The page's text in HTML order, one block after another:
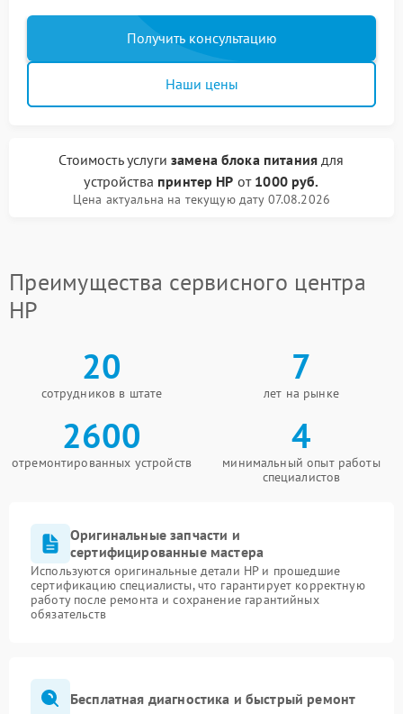
Получить консультацию
Наши цены
Стоимость услуги замена блока питаниядля
устройства принтер HP от 1000 руб.
Цена актуальна на текущую дату 07.08.2026
Преимущества сервисного центра
HP
20
сотрудников в штате
7
лет на рынке
2600
отремонтированных устройств
4
минимальный опыт работы
специалистов
Оригинальные запчасти и
сертифицированные мастера
Используются оригинальные детали HP и прошедшие
сертификацию специалисты, что гарантирует корректную
работу после ремонта и сохранение гарантийных
обязательств
Бесплатная диагностика и быстрый ремонт